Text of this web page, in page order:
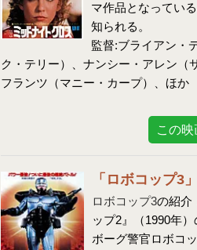
マ作品となってい
知られる。
監督:ブライアン・
ク・テリー）、ナンシー・アレン（
フランツ（マニー・カープ）、ほか
この
「ロボコップ3
ロボコップ3の紹介
ップ2』（1990年
ボーグ警官ロボコ